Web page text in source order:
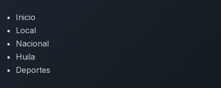
Inicio
Local
Nacional
Huila
Deportes